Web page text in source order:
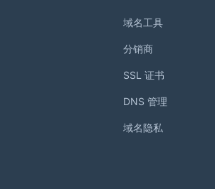
域名工具
分销商
SSL 证书
DNS 管理
域名隐私